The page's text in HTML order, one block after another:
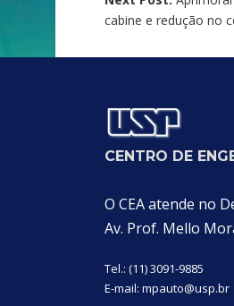
cabine e redução no
CENTRO DE
O CEA atende no
Av. Prof. Mello
Tel.: (11) 3091-9885
E-mail: mpauto@usp.br